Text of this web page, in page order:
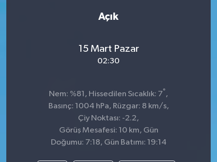
Açık
15 Mart Pazar
02:30
Nem: %81, Hissedilen Sıcaklık: 7° ,
Basınç: 1004 hPa, Rüzgar: 8 km/s,
Çiy Noktası: -2.2,
Görüş Mesafesi: 10 km, Gün
Doğumu: 7:18, Gün Batımı: 19:14
Tarih - Kültür - Sanat - Turizm